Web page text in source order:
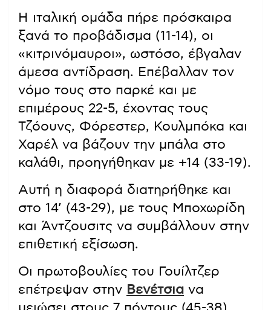
Η ιταλική ομάδα πήρε πρόσκαιρα
ξανά το προβάδισμα (11-14), οι
«κιτρινόμαυροι», ωστόσο, έβγαλαν
άμεσα αντίδραση. Επέβαλλαν τον
νόμο τους στο παρκέ και με
επιμέρους 22-5, έχοντας τους
Τζόουνς, Φόρεστερ, Κουλμπόκα και
Χαρέλ να βάζουν την μπάλα στο
καλάθι, προηγήθηκαν με +14 (33-19).
Αυτή η διαφορά διατηρήθηκε και
στο 14’ (43-29), με τους Μποχωρίδη
και Άντζουσιτς να συμβάλλουν στην
επιθετική εξίσωση.
Οι πρωτοβουλίες του Γουίλτζερ
επέτρεψαν στην Βενέτσια να